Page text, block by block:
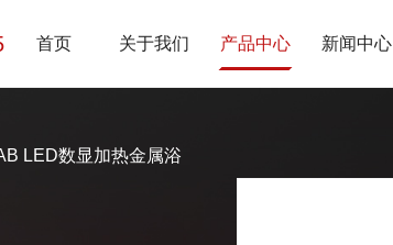
首页 关于我们 产品中心 新闻中心
LED数显加热金属浴